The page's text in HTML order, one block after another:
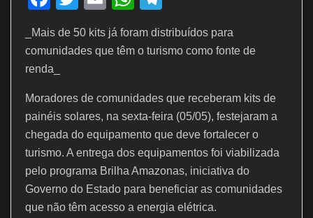
a
c
e
b
o
o
k
w
itt
m
ai at
A
p
p
el
e
m
_Mais de 50 kits já foram distribuídos para
comunidades que têm o turismo como fonte de
renda_
Moradores de comunidades que receberam kits de
painéis solares, na sexta-feira (05/05), festejaram a
chegada do equipamento que deve fortalecer o
turismo. A entrega dos equipamentos foi viabilizada
pelo programa Brilha Amazonas, iniciativa do
Governo do Estado para beneficiar as comunidades
que não têm acesso a energia elétrica.